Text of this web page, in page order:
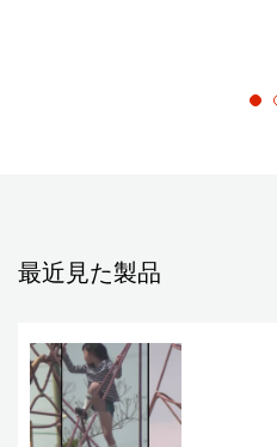
最近見た製品